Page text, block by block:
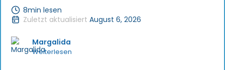
8min lesen
Zuletzt aktualisiert August 6, 2026
Margalida
Weiterlesen